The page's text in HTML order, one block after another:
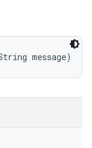
message)